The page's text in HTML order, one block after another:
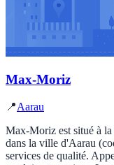
Max-Moriz
📍Aarau
Max-Moriz est situé à la
dans la ville d'Aarau
services de qualité.